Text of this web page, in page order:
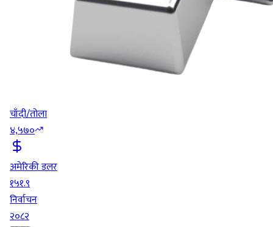
चाँदी/तोला
४,५७०
अमेरिकी डलर
१५१.९
निर्वाचन
२०८२